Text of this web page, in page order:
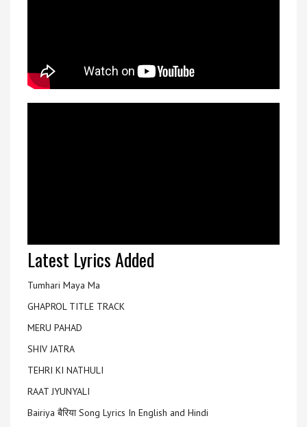
Latest Lyrics Added
Tumhari Maya Ma
GHAPROL TITLE TRACK
MERU PAHAD
SHIV JATRA
TEHRI KI NATHULI
RAAT JYUNYALI
Bairiya बैरिया Song Lyrics In English and Hindi